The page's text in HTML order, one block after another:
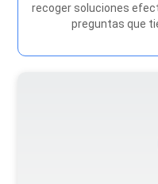
recoger soluciones
preguntas que